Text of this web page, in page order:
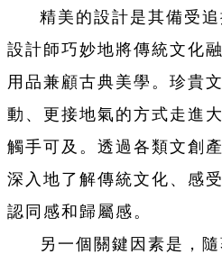
精美的設計是其備受
設計師巧妙地將傳統文化
用品兼顧古典美學。珍貴
動、更接地氣的方式走進
觸手可及。透過各類文創
深入地了解傳統文化、感
認同感和歸屬感。
另一個關鍵因素是，